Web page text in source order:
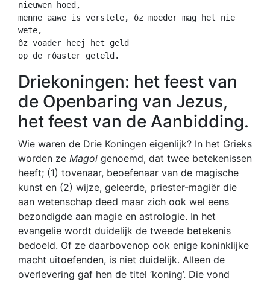
nieuwen hoed,
menne aawe is verslete, ôz moeder mag het nie
wete,
ôz voader heej het geld
op de rôaster geteld.
Driekoningen: het feest van
de Openbaring van Jezus,
het feest van de Aanbidding.
Wie waren de Drie Koningen eigenlijk? In het Grieks
worden ze Magoi genoemd, dat twee betekenissen
heeft; (1) tovenaar, beoefenaar van de magische
kunst en (2) wijze, geleerde, priester-magiër die
aan wetenschap deed maar zich ook wel eens
bezondigde aan magie en astrologie. In het
evangelie wordt duidelijk de tweede betekenis
bedoeld. Of ze daarbovenop ook enige koninklijke
macht uitoefenden, is niet duidelijk. Alleen de
overlevering gaf hen de titel ‘koning’. Die vond